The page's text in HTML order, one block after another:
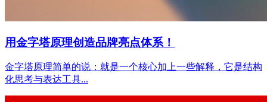
用金字塔原理创造品牌亮点体系！
金字塔原理简单的说：就是一个核心加上一些解释，它是结构
化思考与表达工具...